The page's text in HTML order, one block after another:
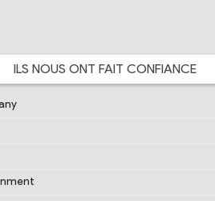
ILS NOUS ONT FAIT CONFIANCE